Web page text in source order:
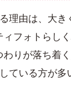
理由は、大き
フォトらし
わりが落ち着
ている方が多